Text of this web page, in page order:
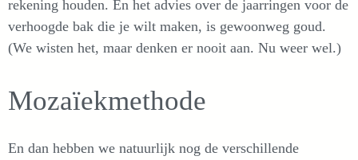
rekening houden. En het advies over de jaarringen voor de
verhoogde bak die je wilt maken, is gewoonweg goud.
(We wisten het, maar denken er nooit aan. Nu weer wel.)
Mozaïekmethode
En dan hebben we natuurlijk nog de verschillende